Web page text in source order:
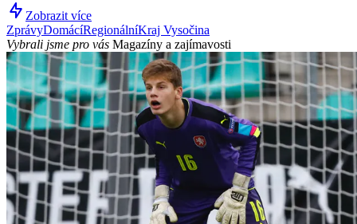
Zobrazit více
ZprávyDomácíRegionálníKraj Vysočina
Vybrali jsme pro vás Magazíny a zajímavosti